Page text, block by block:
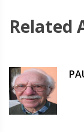
Related